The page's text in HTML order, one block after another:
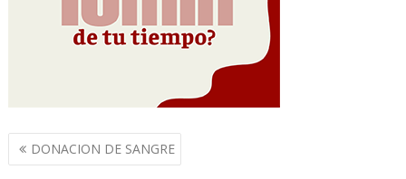
Navegación
de
DONACION DE SANGRE